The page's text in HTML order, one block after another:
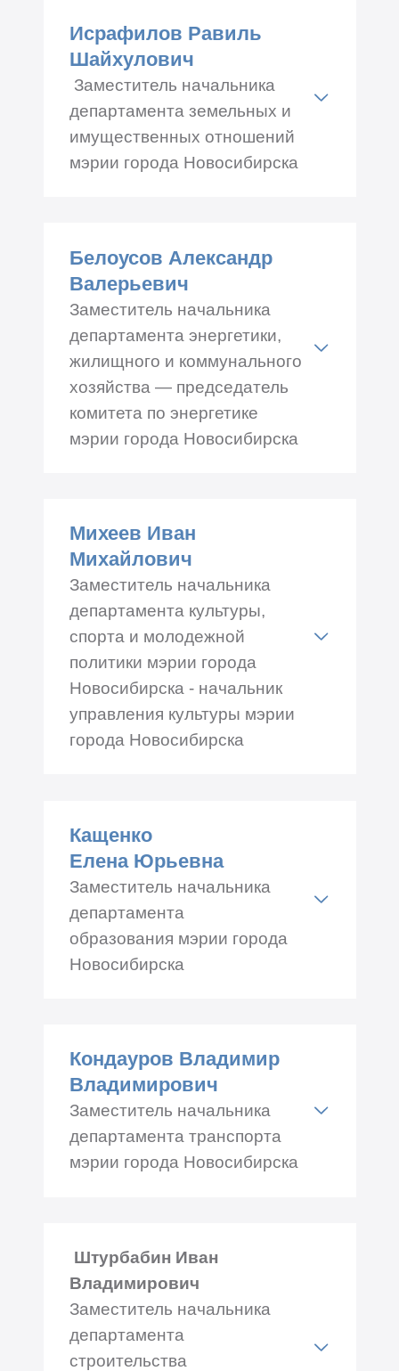
Телефон: +7 (383) 227-42-25
Исрафилов Равиль
Шайхулович
Заместитель начальника
департамента земельных и
имущественных отношений
мэрии города Новосибирска
50, каб.№ 720
Телефон: +7 (383) 227-53-07
Белоусов Александр
Валерьевич
Заместитель начальника
департамента энергетики,
жилищного и коммунального
хозяйства — председатель
комитета по энергетике
мэрии города Новосибирска
Телефон: +7 (383) 228-08-03
Михеев Иван
Михайлович
Заместитель начальника
департамента культуры,
спорта и молодежной
политики мэрии города
Новосибирска - начальник
управления культуры мэрии
города Новосибирска
Телефон: +7 (383) 229-65-59
Кащенко
Елена Юрьевна
Заместитель начальника
департамента
образования мэрии города
Новосибирска
Телефон: +7 (383) 227-45-00
Кондауров Владимир
Владимирович
Заместитель начальника
департамента транспорта
мэрии города Новосибирска
Телефон: +7 (383) 222-08-44
Штурбабин Иван
Владимирович
Заместитель начальника
департамента
строительства